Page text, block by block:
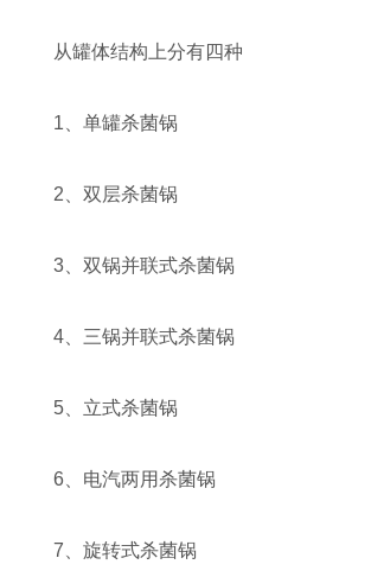
从罐体结构上分有四种
1、单罐杀菌锅
2、双层杀菌锅
3、双锅并联式杀菌锅
4、三锅并联式杀菌锅
5、立式杀菌锅
6、电汽两用杀菌锅
7、旋转式杀菌锅